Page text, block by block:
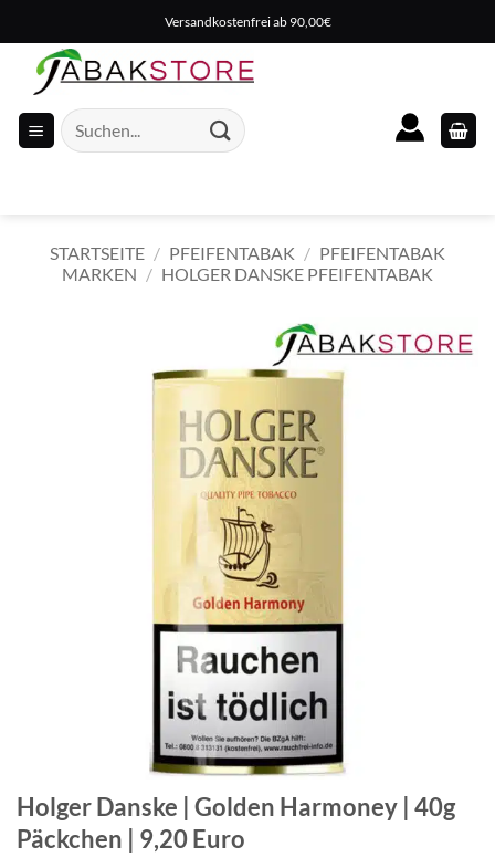
Inhalt
springen
Versandkostenfrei ab 90,00€
Suche
nach:
STARTSEITE / PFEIFENTABAK / PFEIFENTABAK
MARKEN / HOLGER DANSKE PFEIFENTABAK
Holger Danske | Golden Harmoney | 40g
Päckchen | 9,20 Euro